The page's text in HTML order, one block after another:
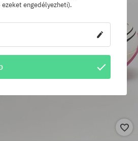
ezeket engedélyezheti).